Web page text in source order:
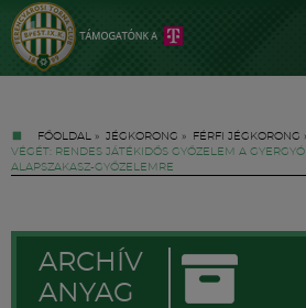
FŐOLDAL » JÉGKORONG » FÉRFI JÉGKORONG
VÉGÉT: RENDES JÁTÉKIDŐS GYŐZELEM A
ALAPSZAKASZ-GYŐZELEMRE
ARCHÍV
ANYAG
Jegyek